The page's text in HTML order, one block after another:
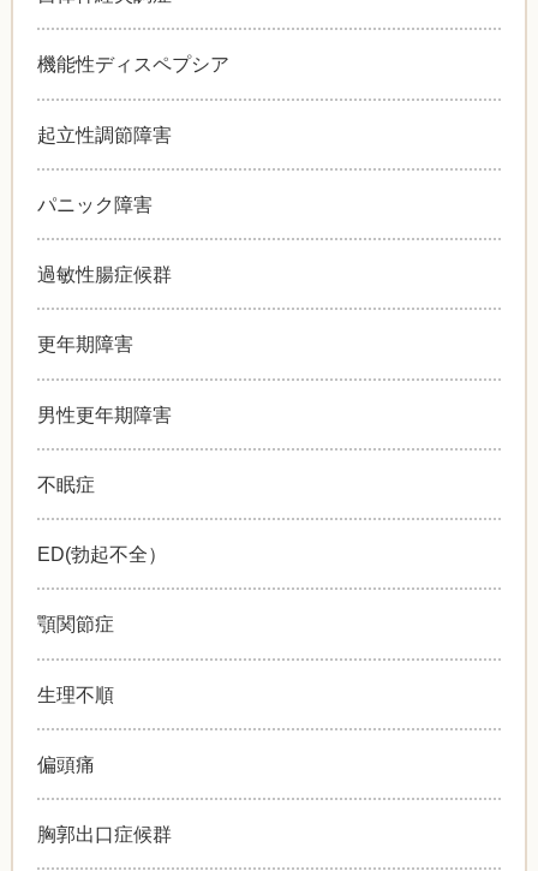
機能性ディスペプシア
起立性調節障害
パニック障害
過敏性腸症候群
更年期障害
男性更年期障害
不眠症
ED(勃起不全）
顎関節症
生理不順
偏頭痛
胸郭出口症候群